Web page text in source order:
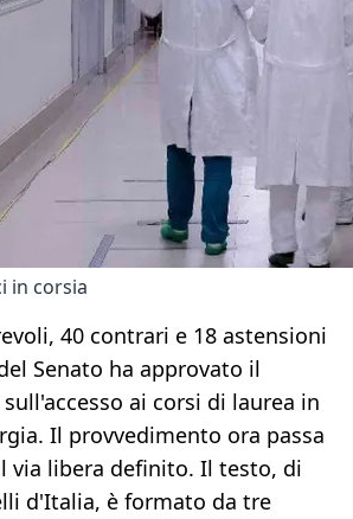
in corsia
40 contrari e 18 astensioni
Senato ha approvato il
ai corsi di laurea in
Il provvedimento ora passa
via libera definito. Il testo, di
d'Italia, è formato da tre